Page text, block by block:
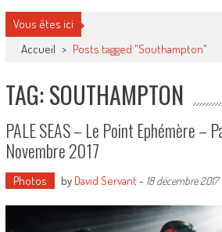
Vous êtes ici
Accueil > Posts tagged "Southampton"
TAG: SOUTHAMPTON
PALE SEAS – Le Point Ephémère –
Novembre 2017
Photos by David Servant- 18 décembre 2017